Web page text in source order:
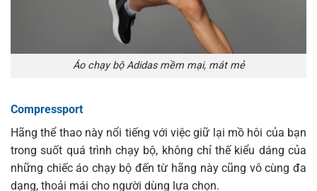
Áo chạy bộ Adidas mềm mại, mát mẻ
Compressport
Hãng thể thao này nổi tiếng với việc giữ lại mồ hôi của bạn
trong suốt quá trình chạy bộ, không chỉ thế kiểu dáng của
những chiếc áo chạy bộ đến từ hãng này cũng vô cùng đa
dạng, thoải mái cho người dùng lựa chọn.